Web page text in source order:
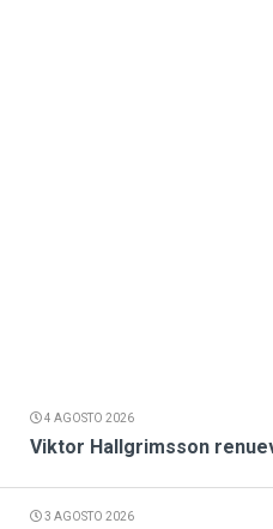
4 AGOSTO 2026
Viktor Hallgrimsson
3 AGOSTO 2026